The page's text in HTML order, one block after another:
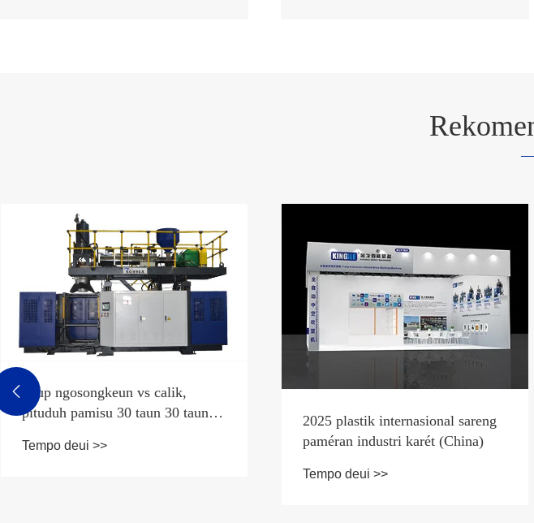
Niup ngosongkeun vs calik,
pituduh pamisu 30 taun 30 taun
Tempo deui >>
2025 plastik internasional sareng
paméran industri karét (China)
Tempo deui >>
